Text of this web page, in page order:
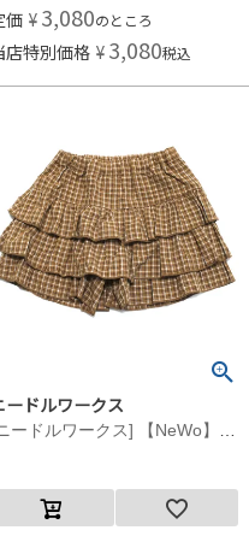
価 ¥ 3,080のところ
店特別価格 ¥ 3,080税込
ードルワークス